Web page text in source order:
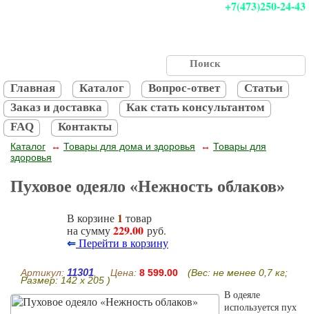
+7(473)250-24-43
Главная Каталог Вопрос-ответ
Статьи
Заказ и доставка
Как стать консультантом
FAQ
Контакты
Каталог ↔ Товары для дома и здоровья ↔ Товары для
здоровья
Пуховое одеяло «Нежность облаков»
В корзине 1 товар
на сумму229.00 руб.
⇐Перейти в корзину
Артикул: 11301 , Цена: 8 599.00 (Вес: не менее 0,7 кг;
Размер: 142 x 205 )
В одеяле
используется пух